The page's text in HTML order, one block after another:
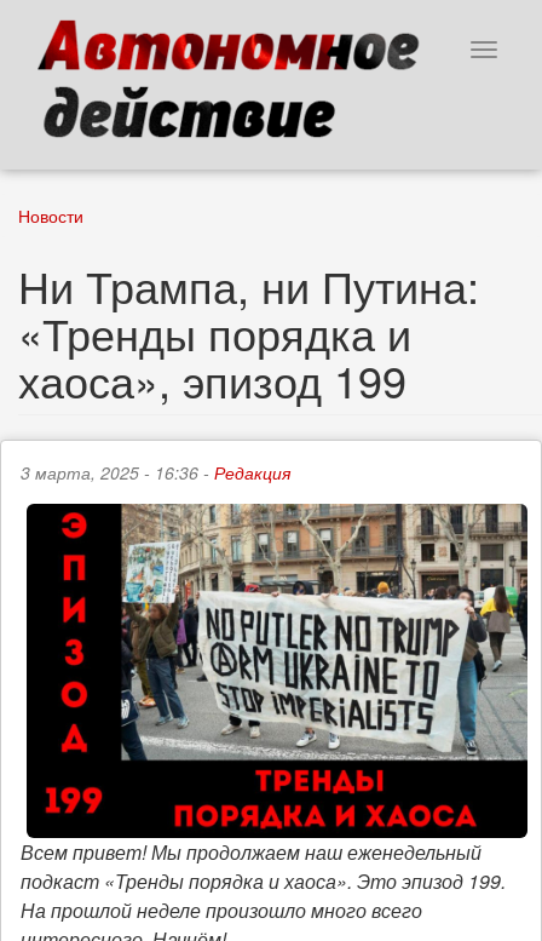
основному
содержанию
Toggle
Новости
Ни Трампа, ни Путина:
«Тренды порядка и
хаоса», эпизод 199
3 марта, 2025 - 16:36 - Редакция
Всем привет! Мы продолжаем наш еженедельный
подкаст «Тренды порядка и хаоса». Это эпизод 199.
На прошлой неделе произошло много всего